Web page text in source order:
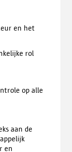
en het
rol
op alle
aan de
en